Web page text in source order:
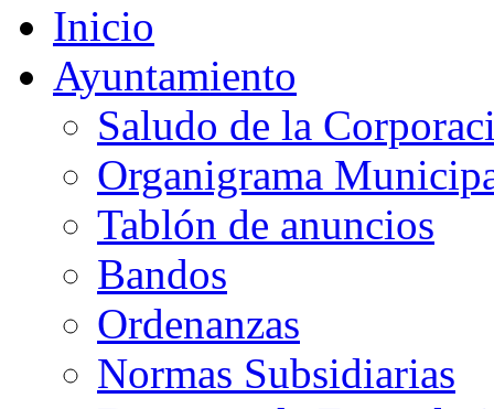
Inicio
Ayuntamiento
Saludo de la
Organigrama
Tablón de anuncios
Bandos
Ordenanzas
Normas Subsidiarias